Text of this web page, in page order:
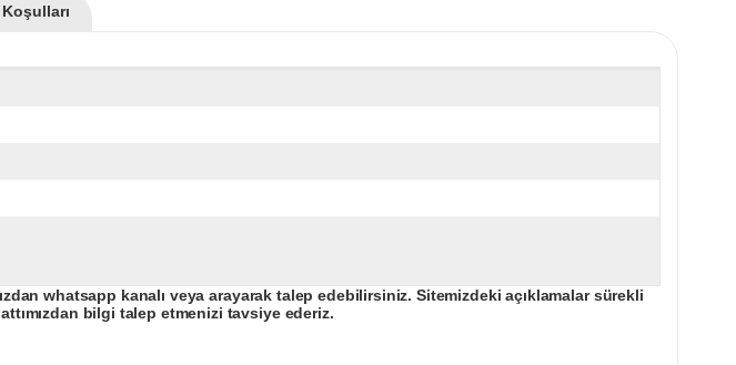
whatsapp kanalı veya arayarak talep edebilirsiniz. Sitemizdeki açıklamalar sürekli
bilgi talep etmenizi tavsiye ederiz.